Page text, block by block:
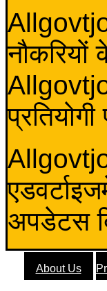
नौकरियों
अपडेटस
About Us